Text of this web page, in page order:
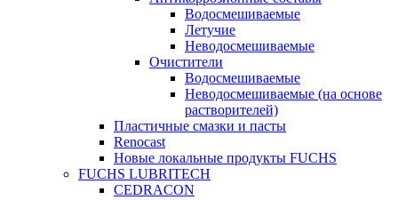
Водосмешиваемые
Летучие
Неводосмешиваемые
Очистители
Водосмешиваемые
Неводосмешиваемые (на основе
растворителей)
Пластичные смазки и пасты
Renocast
Новые локальные продукты FUCHS
FUCHS LUBRITECH
CEDRACON